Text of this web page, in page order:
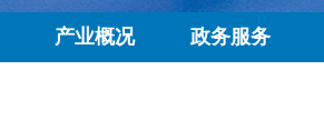
产业概况 政务服务